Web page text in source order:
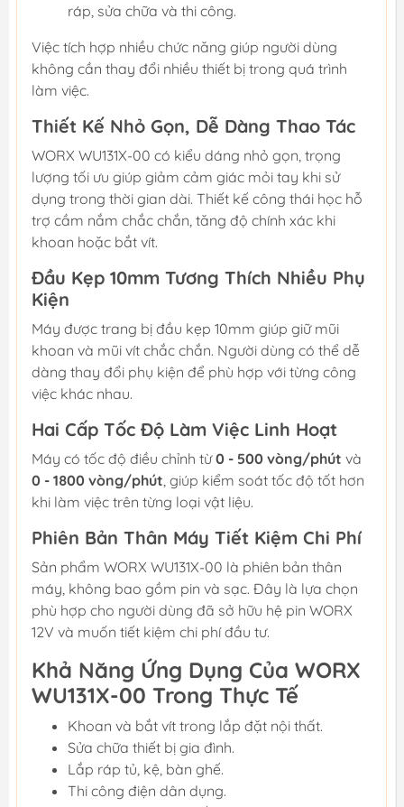
ráp, sửa chữa và thi công.
Việc tích hợp nhiều chức năng giúp người dùng
không cần thay đổi nhiều thiết bị trong quá trình
làm việc.
Thiết Kế Nhỏ Gọn, Dễ Dàng Thao Tác
WORX WU131X-00 có kiểu dáng nhỏ gọn, trọng
lượng tối ưu giúp giảm cảm giác mỏi tay khi sử
dụng trong thời gian dài. Thiết kế công thái học hỗ
trợ cầm nắm chắc chắn, tăng độ chính xác khi
khoan hoặc bắt vít.
Đầu Kẹp 10mm Tương Thích Nhiều Phụ
Kiện
Máy được trang bị đầu kẹp 10mm giúp giữ mũi
khoan và mũi vít chắc chắn. Người dùng có thể dễ
dàng thay đổi phụ kiện để phù hợp với từng công
việc khác nhau.
Hai Cấp Tốc Độ Làm Việc Linh Hoạt
Máy có tốc độ điều chỉnh từ0 - 500 vòng/phút và
0 - 1800 vòng/phút , giúp kiểm soát tốc độ tốt hơn
khi làm việc trên từng loại vật liệu.
Phiên Bản Thân Máy Tiết Kiệm Chi Phí
Sản phẩm WORX WU131X-00 là phiên bản thân
máy, không bao gồm pin và sạc. Đây là lựa chọn
phù hợp cho người dùng đã sở hữu hệ pin WORX
12V và muốn tiết kiệm chi phí đầu tư.
Khả Năng Ứng Dụng Của WORX
WU131X-00 Trong Thực Tế
Khoan và bắt vít trong lắp đặt nội thất.
Sửa chữa thiết bị gia đình.
Lắp ráp tủ, kệ, bàn ghế.
Thi công điện dân dụng.